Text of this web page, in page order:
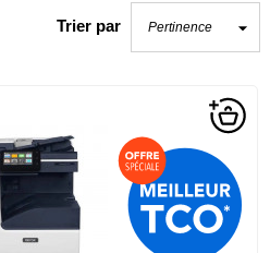
Trier par